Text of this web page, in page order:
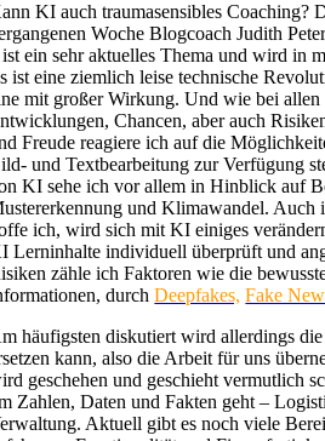
KI auch traumasensibles Coaching?
Woche Blogcoach Judith
ein sehr aktuelles Thema und wird in
ist eine ziemlich leise technische
mit großer Wirkung. Und wie bei
Chancen, aber auch
Freude reagiere ich auf die
und Textbearbeitung zur Verfügung
KI sehe ich vor allem in Hinblick auf
und Klimawandel. Auch
ich, wird sich mit KI einiges
Lerninhalte individuell überprüft und
zähle ich Faktoren wie die
durchDeepfakes, Fake
häufigsten diskutiert wird allerdings
kann, also die Arbeit für uns
geschehen und geschieht vermutlich
Zahlen, Daten und Fakten geht –
Aktuell gibt es noch viele